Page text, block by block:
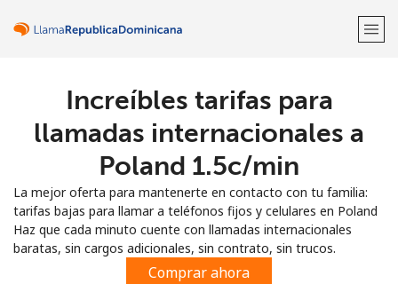
¡Bienvenido!
Regístrate con
Increíbles tarifas para
llamadas internacionales a
Poland ⁦1.5c⁩/min
La mejor oferta para mantenerte en contacto con tu familia:
tarifas bajas para llamar a teléfonos fijos y celulares en Poland
Haz que cada minuto cuente con llamadas internacionales
baratas, sin cargos adicionales, sin contrato, sin trucos.
Comprar ahora